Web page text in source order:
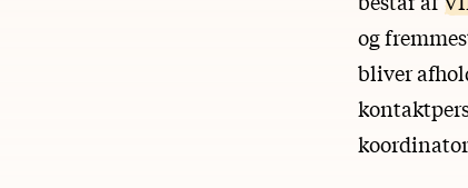
og
bliver